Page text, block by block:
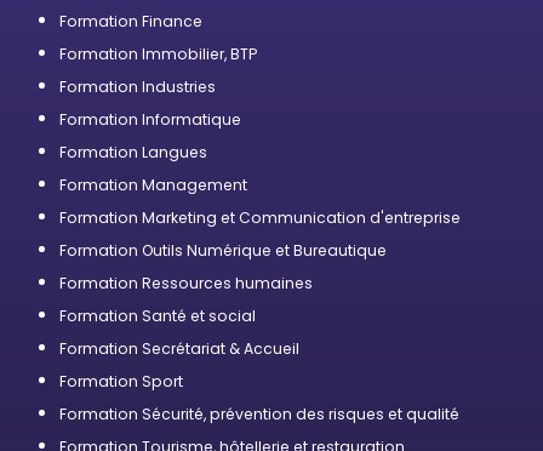
Formation Finance
Formation Immobilier, BTP
Formation Industries
Formation Informatique
Formation Langues
Formation Management
Formation Marketing et Communication d'entreprise
Formation Outils Numérique et Bureautique
Formation Ressources humaines
Formation Santé et social
Formation Secrétariat & Accueil
Formation Sport
Formation Sécurité, prévention des risques et qualité
Formation Tourisme, hôtellerie et restauration